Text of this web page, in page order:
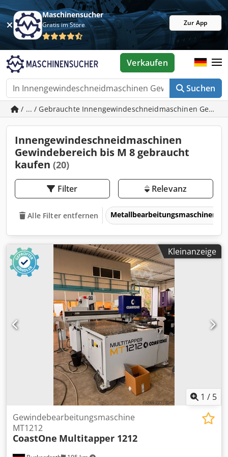
Maschinensucher
Gratis im Store Zur App
Suchen
Verkaufen
/ ... / Gebrauchte Innengewindeschneidmaschinen
Innengewindeschneidmaschinen
Gewindebereich bis M 8 gebraucht
kaufen (20)
Filter Relevanz
Alle Filter entfernen Metallbearbeitungsmaschinen
Kleinanzeige
1 / 5
Gewindebearbeitungsmaschine
MT1212
CoastOne Multitapper 1212